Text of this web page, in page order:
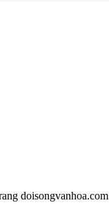
doisongvanhoa.com